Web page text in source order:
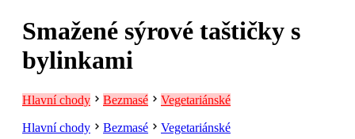
Smažené sýrové taštičky s
bylinkami
Hlavní chody Bezmasé Vegetariánské
Hlavní chody Bezmasé Vegetariánské